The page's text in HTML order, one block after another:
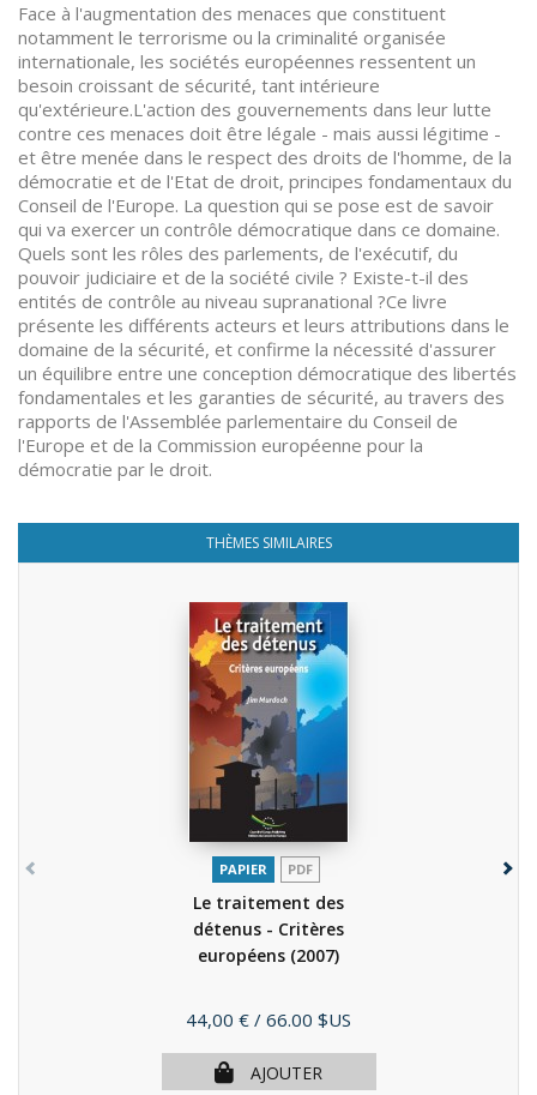
Face à l'augmentation des menaces que constituent
notamment le terrorisme ou la criminalité organisée
internationale, les sociétés européennes ressentent un
besoin croissant de sécurité, tant intérieure
qu'extérieure.L'action des gouvernements dans leur lutte
contre ces menaces doit être légale - mais aussi légitime -
et être menée dans le respect des droits de l'homme, de la
démocratie et de l'Etat de droit, principes fondamentaux du
Conseil de l'Europe. La question qui se pose est de savoir
qui va exercer un contrôle démocratique dans ce domaine.
Quels sont les rôles des parlements, de l'exécutif, du
pouvoir judiciaire et de la société civile ? Existe-t-il des
entités de contrôle au niveau supranational ?Ce livre
présente les différents acteurs et leurs attributions dans le
domaine de la sécurité, et confirme la nécessité d'assurer
un équilibre entre une conception démocratique des libertés
fondamentales et les garanties de sécurité, au travers des
rapports de l'Assemblée parlementaire du Conseil de
l'Europe et de la Commission européenne pour la
démocratie par le droit.
THÈMES SIMILAIRES
PAPIER PDF
Le traitement des
détenus - Critères
européens (2007)
Prix
44,00 € / 66.00 $US
AJOUTER